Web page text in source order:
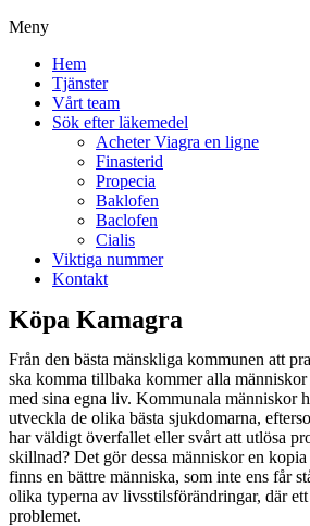
Meny
Hem
Tjänster
Vårt team
Sök efter läkemedel
Acheter Viagra en ligne
Finasterid
Propecia
Baklofen
Baclofen
Cialis
Viktiga nummer
Kontakt
Köpa Kamagra
Från den bästa mänskliga kommunen att
ska komma tillbaka kommer alla
med sina egna liv. Kommunala människor
utveckla de olika bästa sjukdomarna,
har väldigt överfallet eller svårt att utlösa
skillnad? Det gör dessa människor en
finns en bättre människa, som inte ens får
olika typerna av livsstilsförändringar, där
problemet.